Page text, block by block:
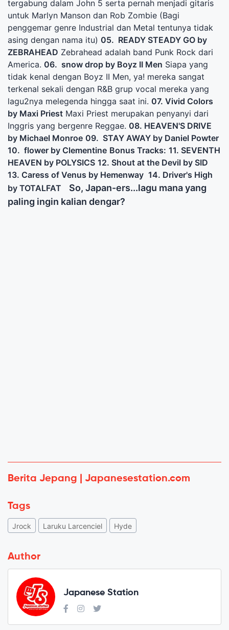
tergabung dalam John 5 serta pernah menjadi gitaris
untuk Marlyn Manson dan Rob Zombie (Bagi
penggemar genre Industrial dan Metal tentunya tidak
asing dengan nama itu) 05. READY STEADY GO by
ZEBRAHEAD Zebrahead adalah band Punk Rock dari
America. 06. snow drop by Boyz II Men Siapa yang
tidak kenal dengan Boyz II Men, ya! mereka sangat
terkenal sekali dengan R&B grup vocal mereka yang
lagu2nya melegenda hingga saat ini. 07. Vivid Colors
by Maxi Priest Maxi Priest merupakan penyanyi dari
Inggris yang bergenre Reggae. 08. HEAVEN'S DRIVE
by Michael Monroe 09. STAY AWAY by Daniel Powter
10. flower by Clementine Bonus Tracks: 11. SEVENTH
HEAVEN by POLYSICS 12. Shout at the Devil by SID
13. Caress of Venus by Hemenway 14. Driver's High
by TOTALFAT
So, Japan-ers...lagu mana yang
paling ingin kalian dengar?
Berita Jepang | Japanesestation.com
Tags
Jrock Laruku Larcenciel Hyde
Author
Japanese Station